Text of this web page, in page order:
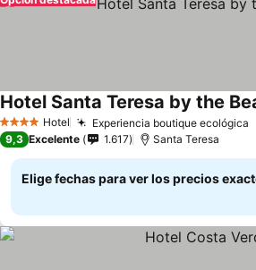
4 EstrellasHotel Experiencia boutique ecológica
Hotel Santa Teresa by the
9,3 Excelente 1.617 Santa Teresa
Elige fechas para ver los precios